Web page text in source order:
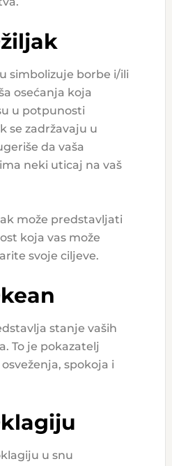
simbolizuje borbe i/ili
osećanja koja
u potpunosti
se zadržavaju u
da vaša
neki uticaj na vaš
može predstavljati
koja vas može
svoje ciljeve.
stanje vaših
To je pokazatelj
spokoja i
u snu